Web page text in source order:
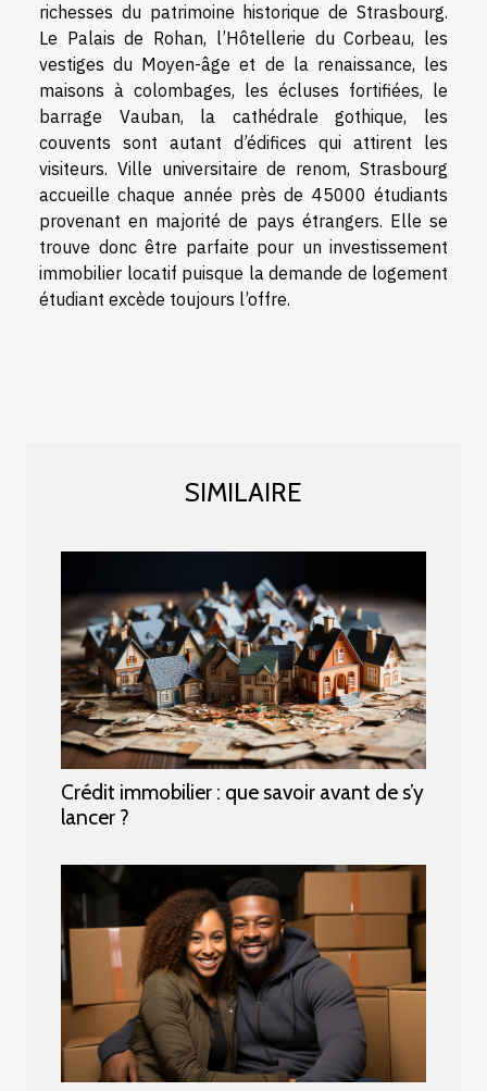
richesses du patrimoine historique de Strasbourg.
Le Palais de Rohan, l’Hôtellerie du Corbeau, les
vestiges du Moyen-âge et de la renaissance, les
maisons à colombages, les écluses fortifiées, le
barrage Vauban, la cathédrale gothique, les
couvents sont autant d’édifices qui attirent les
visiteurs. Ville universitaire de renom, Strasbourg
accueille chaque année près de 45000 étudiants
provenant en majorité de pays étrangers. Elle se
trouve donc être parfaite pour un investissement
immobilier locatif puisque la demande de logement
étudiant excède toujours l’offre.
SIMILAIRE
Crédit immobilier : que savoir avant de s’y
lancer ?